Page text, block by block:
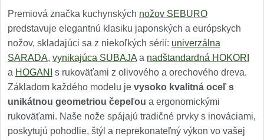
Premiová značka kuchynských nožov SEBURO
predstavuje elegantnú klasiku japonských a európskych
nožov, skladajúci sa z niekoľkých sérií: univerzálna
SARADA, vynikajúca SUBAJA a nadštandardná HOKORI
a HOGANI
s rukoväťami z olivového a orechového dreva.
Základom každého modelu je vysoko kvalitná oceľ s
unikátnou geometriou čepeľou a ergonomickými
rukoväťami. Naše nože spájajú tradičné prvky s inováciami,
poskytujú pohodlie, štýl a neprekonateľný výkon vo vašej